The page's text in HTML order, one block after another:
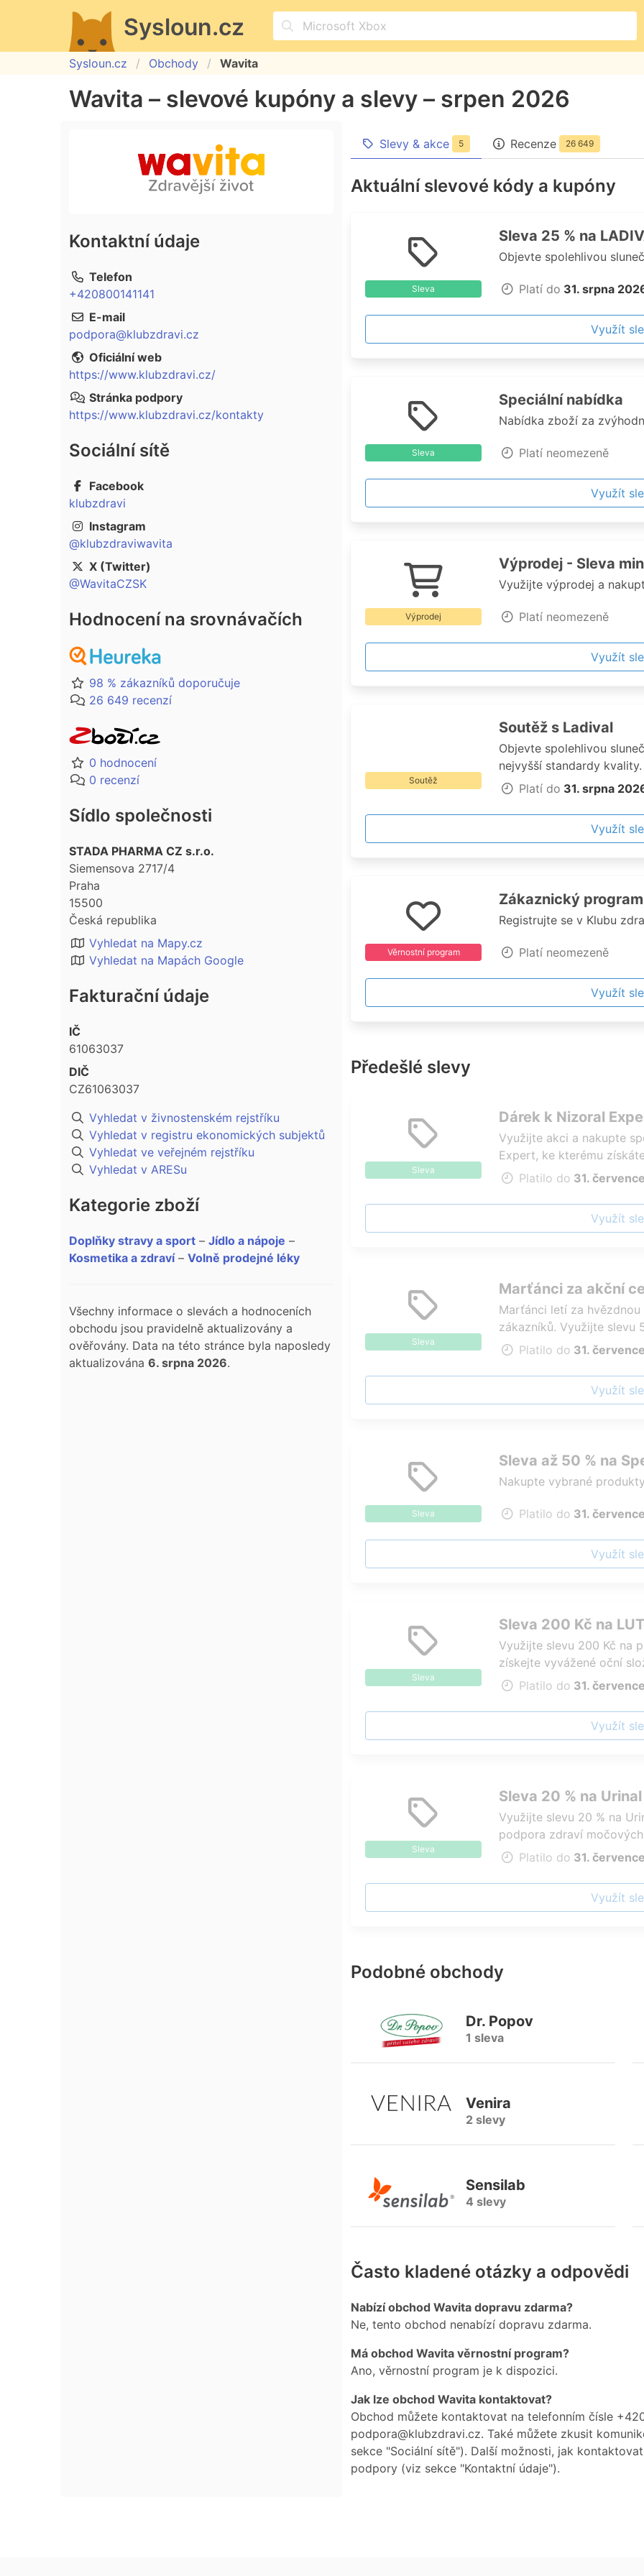
Sysloun.cz
Sysloun.cz Obchody Wavita
Wavita – slevové kupóny a slevy – srpen 2026
Slevy & akce 5 Recenze 26 649
Aktuální slevové kódy a kupóny
Sleva
Sleva 25 % na
Objevte spolehlivou
Platí do 31. srpna
Využít
Sleva
Speciální nabídka
Nabídka zboží za
Platí neomezeně
Využít
Výprodej
Výprodej - Sleva
Využijte výprodej a
Platí neomezeně
Využít
Soutěž
Soutěž s Ladival
Objevte spolehlivou
nejvyšší standardy
více než 2 000 Kč a
produkt Ladival,
https://www.ladival.cz/
jedním z výherců
Platí do 31. srpna
Využít
Věrnostní program
Zákaznický program
Registrujte se v Klubu
Platí neomezeně
Využít
Předešlé slevy
Sleva
Dárek k Nizoral
Využijte akci a nakupte
Expert, ke kterému
Jemný, hydratační
NIZORAL® EXPERT
kvasinku způsobující
Platilo do 31.
Využít
Sleva
Marťánci za akční
Marťánci letí za
zákazníků. Využijte slevu
gummies plné vitamínů
Platilo do 31.
Využít
Sleva
Sleva až 50 % na
Nakupte vybrané
Platilo do 31.
Využít
Sleva
Sleva 200 Kč na
Využijte slevu 200 Kč na
získejte vyvážené oční
obohacené o vitamin A a
Platilo do 31.
Využít
Sleva
Sleva 20 % na
Využijte slevu 20 % na
podpora zdraví
Platilo do 31.
Využít
Podobné obchody
Dr. Popov
1 sleva
Venira
2 slevy
Sensilab
4 slevy
Často kladené otázky a odpovědi
Nabízí obchod Wavita dopravu zdarma?
Ne, tento obchod nenabízí dopravu zdarma.
Má obchod Wavita věrnostní program?
Ano, věrnostní program je k dispozici.
Jak lze obchod Wavita kontaktovat?
Obchod můžete kontaktovat na telefonním čísle
podpora@klubzdravi.cz. Také můžete zkusit
sekce "Sociální sítě"). Další možnosti, jak
podpory (viz sekce "Kontaktní údaje").
Kontaktní údaje
Telefon
+420800141141
E-mail
podpora@klubzdravi.cz
Oficiální web
https://www.klubzdravi.cz/
Stránka podpory
https://www.klubzdravi.cz/kontakty
Sociální sítě
Facebook
klubzdravi
Instagram
@klubzdraviwavita
X (Twitter)
@WavitaCZSK
Hodnocení na srovnávačích
98 % zákazníků doporučuje
26 649 recenzí
0 hodnocení
0 recenzí
Sídlo společnosti
STADA PHARMA CZ s.r.o.
Siemensova 2717/4
Praha
15500
Česká republika
Vyhledat na Mapy.cz
Vyhledat na Mapách Google
Fakturační údaje
IČ
61063037
DIČ
CZ61063037
Vyhledat v živnostenském rejstříku
Vyhledat v registru ekonomických subjektů
Vyhledat ve veřejném rejstříku
Vyhledat v ARESu
Kategorie zboží
Doplňky stravy a sport –Jídlo a nápoje –
Kosmetika a zdraví–Volně prodejné léky
Všechny informace o slevách a hodnoceních
obchodu jsou pravidelně aktualizovány a
ověřovány. Data na této stránce byla naposledy
aktualizována6. srpna 2026.